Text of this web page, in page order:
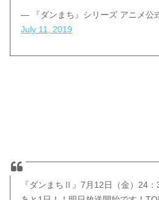
— 『ダンまち』シリーズ アニメ公
July 11, 2019
『ダンまちⅡ』7月12日（金）24